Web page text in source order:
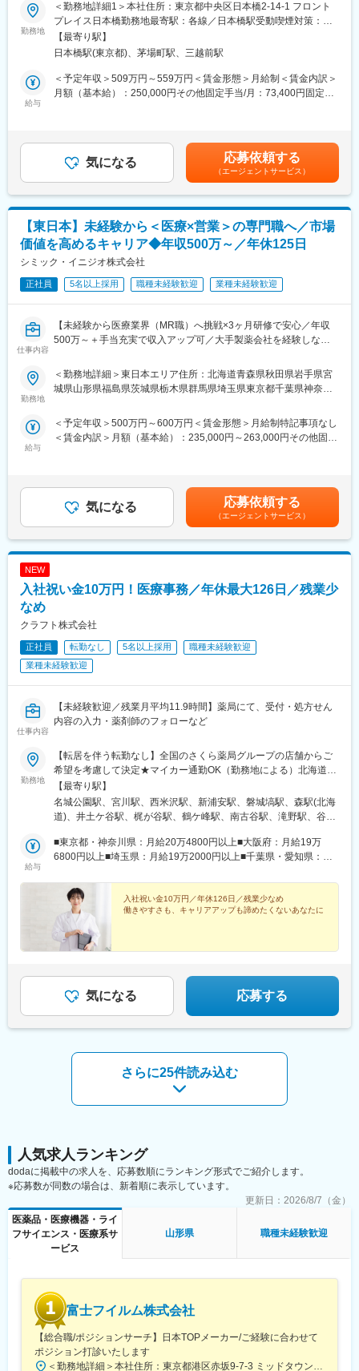
わせて行う、MR認定試験に100％を担保する対策講座がありま
す。
・現場配属後も月1回以上の面談を設けており、成果を出すための
フォロー体制を整えております。
★入社同期がいるため、一緒に頑張れる環境です！専門性の高い
営業職が目指せます。
にくく、安定した売上を誇っています。
・当社は、東証プライム上場以来、10期連続で増収中のクオール
グループに属しており、主力事業を担っています。
＜社会貢献度の高さ＞
自身の売上・営業活動が患者さんのQOLの向上や病気から救うこ
とに繋がるため、やりがいをもって営業できます。
＜頑張りは適切に評価＞
成果に応じた評価制度が整っており、頑張り次第で大幅な年収UP
も目指せます。
■福利厚生（転勤を伴う場合）：
＜社宅制度（法人契約）＞
・入居時の引越し費用：会社負担（会社指定業者）
・医療を通じて社会に貢献したい
・仕事を通じて学びを深め自己の成長を実感したい
・専門職として知識、技能を身に付けたい
・内資系の安定企業で働きたい
という方にはおススメです！
＜2人に1人は未経験入社、75%は異業種からの転職者です＞
品に関する情報提供を行います。
医薬品は「どの成分に、どのような効果があって、誰に使うと良
いのか」などの情報が付加されて、初めて効果的に使うことがで
きます。医師への適切な医薬品情報の提供を通じて、患者さんの
治療、地域医療課題に貢献することができます。
■安心の研修体制：
・入社から3か月間：座学研修（導入教育）のみ
└医薬品や医療業界、営業方法についての知識を身につけます。
・導入教育終了後は、Web講義、e-Learning、集合研修を組み合
わせて行う、MR認定試験に100％を担保する対策講座がありま
・現場配属後も月1回以上の面談を設けており、成果を出すための
フォロー体制を整えております。
営業職が目指せます。
にくく、安定した売上を誇っています。
・当社は、東証プライム上場以来、10期連続で増収中のクオール
グループに属しており、主力事業を担っています。
＜社会貢献度の高さ＞
成果に応じた評価制度が整っており、頑張り次第で大幅な年収UP
■福利厚生（転勤を伴う場合）：
・住居契約初期経費：会社負担（上限設定あり）
・入居時の引越し費用：会社負担（会社指定業者）
変更の範囲：会社の定める業務
勤務地
＜勤務地詳細1＞本社住所：東京都中央区日本橋2-14-1 フロント
プレイス日本橋勤務地最寄駅：各線／日本橋駅受動喫煙対策：敷
地内喫煙可能場所あり＜勤務地詳細2＞北海道・東北エリア住所：
希望を考慮し、北海道 青森県 秋田県 岩手県 山形県 宮城県 福島県
の範囲：会社の定める事業所
【最寄り駅】
日本橋駅(東京都)、茅場町駅、三越前駅
給与
＜予定年収＞509万円～559万円＜賃金形態＞月給制＜賃金内訳＞
月額（基本給）：250,000円その他固定手当/月：73,400円固定残
どを考慮し、規定により決定します。※年収の他に別途日当（月額
3～4万円）・諸手当有昇給：年1回★頑張りに応じて年収UP★赴
任先の評価次第で大幅に年収をUPできます。（年2回業績給改
定）賃金はあくまでも目安の金額であり、選考を通じて上下する
可能性があります。月給(月額)は固定手当を含めた表記です。
気になる 応募依頼する
（エージェントサービス）
【東日本】未経験から＜医療×営業＞の専門職へ／市場
価値を高めるキャリア◆年収500万～／年休125日
シミック・イニジオ株式会社
正社員 5名以上採用 職種未経験歓迎 業種未経験歓迎
仕事内容
【未経験から医療業界（MR職）へ挑戦×3ヶ月研修で安心／年収
500万～＋手当充実で収入アップ可／大手製薬会社を経験しなが
＜入社月について＞
入社月が決まっているため同期も多く安心してスタート可能
具体的には、「どんな病気に効くか（効果）／安全性（副作用や
注意点）／品質に問題はないか」をわかりやすく伝えます
また、現場で使われた際の声を聞き取り製薬会社へ届け、より良
い薬づくりにも貢献します
自分が関わった薬が患者様の治療につながり、感謝されるやりが
＼＼求人のポイント／／
◎3ヶ月研修＋OJTでゼロから育成｜専門性の高いキャリア形成
◎年収500万円～＋社宅補助あり｜収入アップ可能
◎異業種出身者（営業、接客、旅行・ホテル、介護、公務員、教
員など）が活躍中
■入社後の流れ
▽約3ヶ月の研修（医療知識・業務理解）
▽現場配属（4ヶ月目～）※マネージャーなど周囲のサポートを受
▽キャリア形成（MR経験者スペシャリスト・管理職や本社管理職
へのキャリアアップ＆キャリアチェンジの可能性アリ）
■充実した研修制度
・入社後3ヶ月は研修に専念（基礎から習得）
・配属後もマネージャーや先輩MRが成長をサポート
・外勤手当（1日1,500円）
・社宅制度（家賃60％会社負担）※条件あり
・転勤時の引越し費用負担
・単身赴任手当／帰省補助
研修終了後は各製薬メーカーのプロジェクトに配属される『コン
クラクトMR』。配属期間は平均2～3年程。
新薬案件を中心にプロジェクトが豊富にあり、成長機会が広がり
ます。
がんや希少疾患の医薬品担当など専門性を深めるキャリアや、マ
ネジメント・人材育成など多様なキャリアパスが可能。実際に社
内でキャリアチェンジして活躍している社員も多数います。
勤務地
＜勤務地詳細＞東日本エリア住所：北海道青森県秋田県岩手県宮
城県山形県福島県茨城県栃木県群馬県埼玉県東京都千葉県神奈川
全面禁煙変更の範囲：会社の定める事業所
給与
＜予定年収＞500万円～600万円＜賃金形態＞月給制特記事項なし
＜賃金内訳＞月額（基本給）：235,000円～263,000円その他固定
を全額支給 ■賞与年2回（昨年度実績4.2ヶ月）、報酬改定年1回■
全国勤務が可能な方は、50万円の一時金を支給(3ヶ月の試用期間
後の翌月給与で支給)賃金はあくまでも目安の金額であり、選考を
通じて上下する可能性があります。月給(月額)は固定手当を含めた
表記です。
気になる 応募依頼する
（エージェントサービス）
NEW
入社祝い金10万円！医療事務／年休最大126日／残業少
なめ
クラフト株式会社
正社員 転勤なし 5名以上採用
職種未経験歓迎
業種未経験歓迎
仕事内容
【未経験歓迎／残業月平均11.9時間】薬局にて、受付・処方せん
内容の入力・薬剤師のフォローなど
勤務地
【転居を伴う転勤なし】全国のさくら薬局グループの店舗からご
希望を考慮して決定★マイカー通勤OK（勤務地による）北海道、
山形県、福島県、茨城県、群馬県、埼玉県、千葉県、東京都、神
奈川県、岐阜県、静岡県、愛知県、三重県、長野県、京都府、大
阪府、兵庫県、島根県、香川県、福岡県、熊本県のいずれかの店
社】東京都千代田区大手町一丁目3番1号 JAビル6階※受動喫煙対
策：あり
【最寄り駅】
名城公園駅、宮川駅、西米沢駅、新浦安駅、磐城塙駅、森駅(北海
道)、井土ケ谷駅、梶が谷駅、鶴ケ峰駅、南古谷駅、滝野駅、谷町
駅、住之江公園駅、古市駅(大阪府)、花園町駅、堺東駅、長原駅
(大阪府)、弥刀駅、南栗橋駅、北見駅、鴫野駅、中目黒駅、高輪台
阪府)、今羽駅、水俣駅、公津の杜駅、新検見川駅、平沼橋駅、小
川町駅(埼玉県)、弘明寺駅(京急線)、藤が丘駅(神奈川県)、黒岩
駅、小田急相模原駅、あざみ野駅、東林間駅、菅野駅、海神駅、
高根木戸駅、白井駅、滝不動駅、笹塚駅、兵庫駅、生田駅(神奈川
県)、新居町駅、美濃松山駅、鵜方駅、細畑駅、柳瀬川駅、南浦和
駅、小林駅(兵庫県)、河堀口駅、北戸田駅、太田駅(群馬県)、一ノ
割駅、東海大学前駅、池上駅、西八王子駅、目黒駅、柏木町駅、
久地駅、宿河原駅、湯河原駅、善行駅、駒込駅、みらい平駅、西
鉄平尾駅、中板橋駅、御成門駅、青梅街道駅、御茶ノ水駅、東久
留米駅、東北沢駅、東浦和駅、鉄道博物館駅、越谷レイクタウン
駅、逆瀬川駅、売布神社駅、香西駅、朝霧駅、こううん、ハーバ
ーランド駅、加太駅(和歌山県)、魚住駅、荒島駅、三鷹駅、西富士
宮駅、三ノ宮駅、厚岸駅、豊科駅、野田市駅、東武動物公園駅、
村上駅(千葉県)、青葉台駅、浦安駅(千葉県)、旗の台駅、戸越駅、
駅、田丸駅、大網駅、福島駅(大阪環状線)、五稜郭駅、羽前大山
駅、祖師ケ谷大蔵駅、黒川駅(愛知県)、富良野駅、武佐駅(北海
道)、西大井駅、幡ケ谷駅、土浦駅、つくば駅、信濃吉田駅、岩村
田駅、新鉾田駅、港南台駅、戸塚駅、西九条駅、上新庄駅、江坂
駅、尾崎駅、天神橋筋六丁目駅、東水戸駅、日立駅、南中郷駅、
神楽坂駅、大泉学園駅、大森海岸駅、八王子みなみ野駅、戸越公
園駅、一之江駅、西浦和駅、郡山富田駅、新木駅(千葉県)、甲子園
駅、みつわ台駅、川口元郷駅、塚田駅、相模大野駅、近鉄郡山
崎松江海岸駅、学研奈良登美ケ丘駅、東我孫子駅、たまプラーザ
駅、南流山駅、堀切菖蒲園駅、淀駅、石田駅(京都府)、東海学園前
駅、人吉温泉駅、青山駅(岩手県)、藤崎宮前駅、中野島駅、初富
駅、津久野駅、小手指駅、上尾駅、桶川駅、下妻駅、赤塚駅、西
宮北口駅、清水駅(愛知県)、蒔田駅、武蔵溝ノ口駅、大阪上本町
駅、吹田駅(阪急線)、萩ノ茶屋駅、大阪城公園駅、代官山駅、五反
田駅、東三国駅、横浜駅、高根公団駅、代田橋駅、大開駅、吉野
給与
■東京都・神奈川県：月給20万4800円以上■大阪府：月給19万
6800円以上■埼玉県：月給19万2000円以上■千葉県・愛知県：月
18万7200円以上■静岡県：月給18万4000円以上■三重県：月給18
万2400円以上■茨城県・北海道：月給18万800円以上■群馬県・岐
阜県・長野県：月給17万9200円以上■福岡県：月給17万7600円以
上■山形県・福島県・島根県・香川県・熊本県：月給17万4400円
以上※月給額は地域により異なります
入社祝い金10万円／年休126日／残業少なめ
働きやすさも、キャリアアップも諦めたくないあなたに
気になる 応募する
さらに25件読み込む
人気求人ランキング
dodaに掲載中の求人を、応募数順にランキング形式でご紹介します。
※応募数が同数の場合は、新着順に表示しています。
更新日： 2026/8/7（金）
医薬品・医療機器・ライ
フサイエンス・医療系サ
ービス
山形県 職種未経験歓迎
富士フイルム株式会社
【総合職/ポジションサーチ】日本TOPメーカー/ご経験に合わせて
ポジション打診いたします